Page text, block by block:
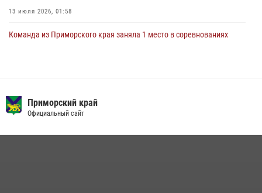
13 июля 2026, 01:58
Команда из Приморского края заняла 1 место в соревнованиях
действия постояльца гостиницы
16 июля 2026, 01:13
Приморский край
Официальный сайт